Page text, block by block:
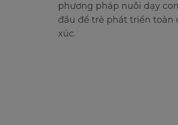
phương pháp nuôi dạy
đầu để trẻ phát triển toàn
xúc.